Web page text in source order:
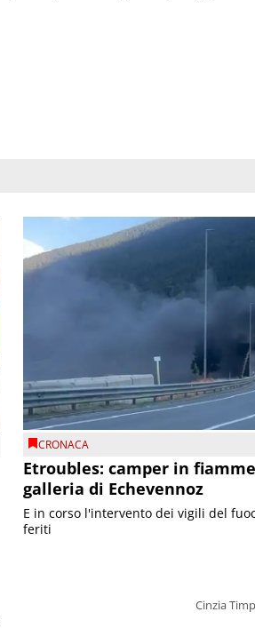
CRONACA
Etroubles: camper in
galleria di Echevennoz
Cinzia
E in corso l'intervento dei vigili del
feriti